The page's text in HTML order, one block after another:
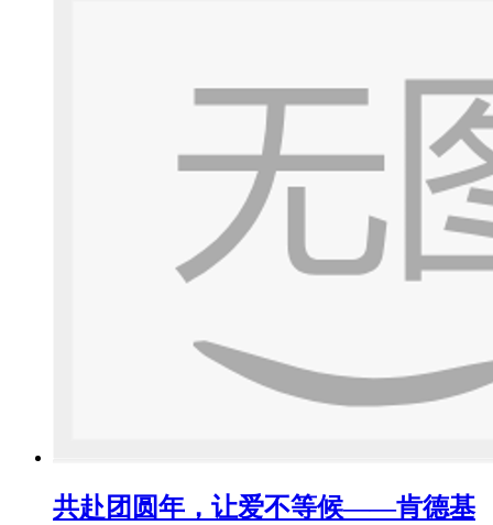
共赴团圆年，让爱不等候——肯德基